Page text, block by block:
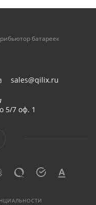
батареек
sales@qilix.ru
5/7 оф. 1